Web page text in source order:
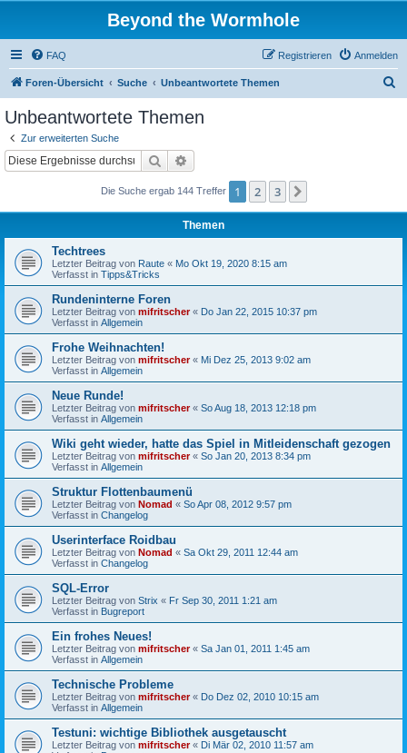
Beyond the Wormhole
FAQ Anmelden
Registrieren
Foren-Übersicht Suche Unbeantwortete Themen
Unbeantwortete Themen
Zur erweiterten Suche
Suche
Die Suche ergab 144 Treffer 1 2 3
Themen
Techtrees
Letzter Beitrag von Raute « Mo Okt 19, 2020 8:15 am
Verfasst in Tipps&Tricks
Rundeninterne Foren
Letzter Beitrag von mifritscher« Do Jan 22, 2015 10:37 pm
Verfasst in Allgemein
Frohe Weihnachten!
Letzter Beitrag von mifritscher« Mi Dez 25, 2013 9:02 am
Verfasst in Allgemein
Neue Runde!
Letzter Beitrag von mifritscher« So Aug 18, 2013 12:18 pm
Verfasst in Allgemein
Wiki geht wieder, hatte das Spiel in Mitleidenschaft gezogen
Letzter Beitrag von mifritscher« So Jan 20, 2013 8:34 pm
Verfasst in Allgemein
Struktur Flottenbaumenü
Letzter Beitrag von Nomad « So Apr 08, 2012 9:57 pm
Verfasst in Changelog
Userinterface Roidbau
Letzter Beitrag von Nomad « Sa Okt 29, 2011 12:44 am
Verfasst in Changelog
SQL-Error
Letzter Beitrag von Strix « Fr Sep 30, 2011 1:21 am
Verfasst in Bugreport
Ein frohes Neues!
Letzter Beitrag von mifritscher« Sa Jan 01, 2011 1:45 am
Verfasst in Allgemein
Technische Probleme
Letzter Beitrag von mifritscher« Do Dez 02, 2010 10:15 am
Verfasst in Allgemein
Testuni: wichtige Bibliothek ausgetauscht
Letzter Beitrag von mifritscher« Di Mär 02, 2010 11:57 am